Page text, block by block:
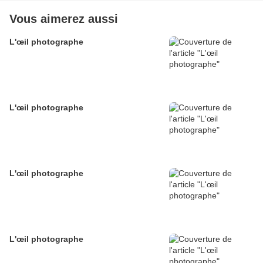
Vous aimerez aussi
L'œil photographe
L'œil photographe
L'œil photographe
L'œil photographe